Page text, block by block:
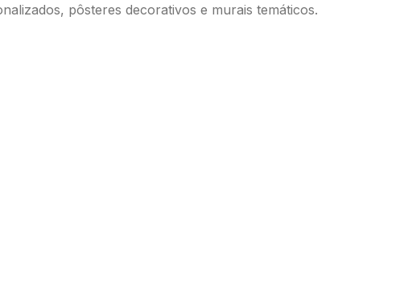
pôsteres decorativos e murais temáticos.